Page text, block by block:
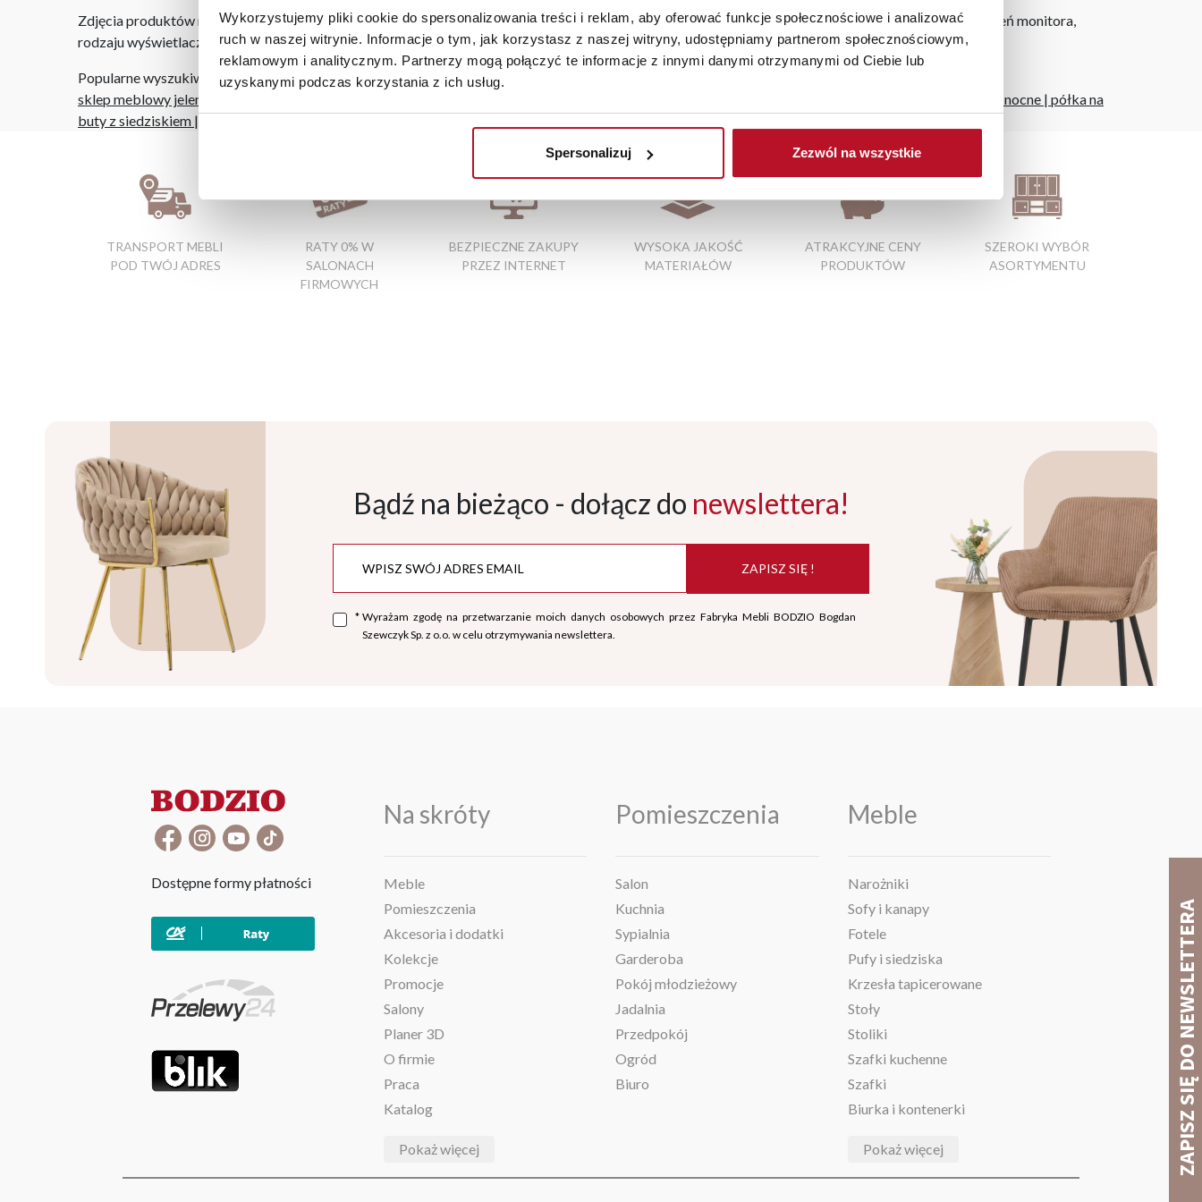
Wykorzystujemy pliki cookie do spersonalizowania treści i reklam, aby oferować funkcje społecznościowe i analizować
ruch w naszej witrynie. Informacje o tym, jak korzystasz z naszej witryny, udostępniamy partnerom społecznościowym,
reklamowym i analitycznym. Partnerzy mogą połączyć te informacje z innymi danymi otrzymanymi od Ciebie lub
uzyskanymi podczas korzystania z ich usług.
Spersonalizuj Zezwól na wszystkie
Zdjęcia produktów mają charakter poglądowy. Rzeczywiste kolory i struktura materiałów mogą różnić się od widocznych na ekranie, zależnie od ustawień monitora,
rodzaju wyświetlacza i oświetlenia.
Popularne wyszukiwania:
sklep meblowy jelenia góra
szafeczki nocne | półka na
buty z siedziskiem |
TRANSPORT MEBLI
POD TWÓJ ADRES
RATY 0% W
SALONACH
FIRMOWYCH
BEZPIECZNE ZAKUPY
PRZEZ INTERNET
WYSOKA JAKOŚĆ
MATERIAŁÓW
ATRAKCYJNE CENY
PRODUKTÓW
SZEROKI WYBÓR
ASORTYMENTU
Bądź na bieżąco - dołącz do newslettera!
ZAPISZ SIĘ !
* Wyrażam zgodę na przetwarzanie moich danych osobowych przez Fabryka Mebli BODZIO Bogdan
Szewczyk Sp. z o.o. w celu otrzymywania newslettera.
Dostępne formy płatności
Na skróty
Meble
Pomieszczenia
Akcesoria i dodatki
Kolekcje
Promocje
Salony
Planer 3D
O firmie
Praca
Katalog
Pokaż więcej
Pomieszczenia
Salon
Kuchnia
Sypialnia
Garderoba
Pokój młodzieżowy
Jadalnia
Przedpokój
Ogród
Biuro
Meble
Narożniki
Sofy i kanapy
Fotele
Pufy i siedziska
Krzesła tapicerowane
Stoły
Stoliki
Szafki kuchenne
Szafki
Biurka i kontenerki
Pokaż więcej